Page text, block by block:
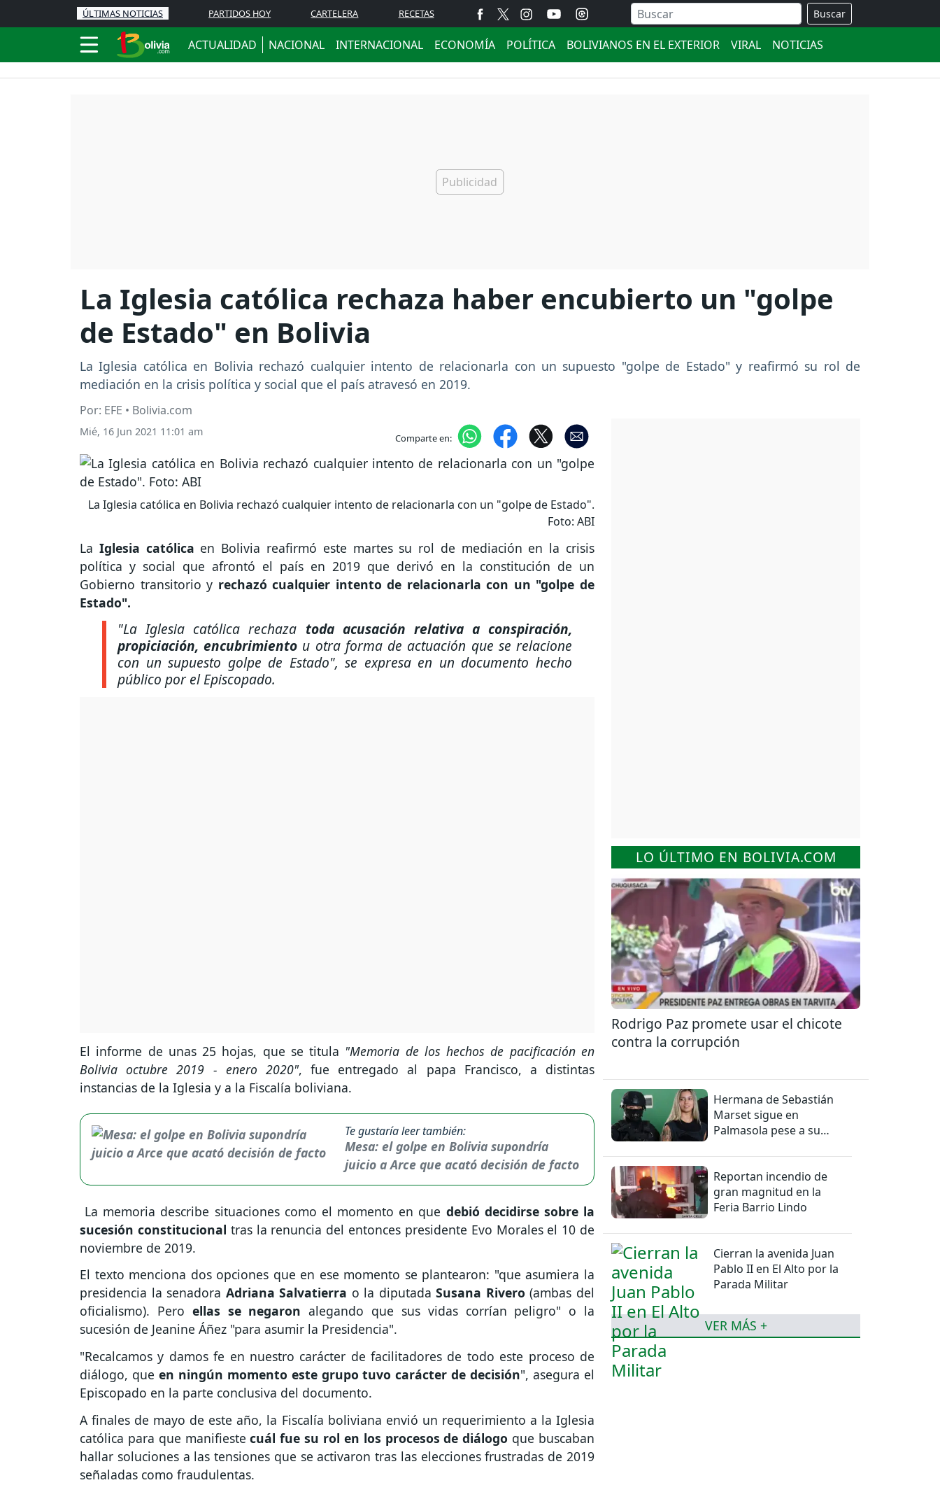
ÚLTIMAS NOTICIAS PARTIDOS HOY CARTELERA RECETAS Buscar
ACTUALIDAD NACIONAL INTERNACIONAL ECONOMÍA POLÍTICA BOLIVIANOS EN EL EXTERIOR VIRAL NOTICIAS
La Iglesia católica rechaza haber encubierto un "golpe
de Estado" en Bolivia
La Iglesia católica en Bolivia rechazó cualquier intento de relacionarla con un supuesto "golpe de Estado" y reafirmó su rol de
mediación en la crisis política y social que el país atravesó en 2019.
Por: EFE • Bolivia.com
Mié, 16 Jun 2021 11:01 am Comparte en:
La Iglesia católica en Bolivia rechazó cualquier intento de relacionarla con un "golpe de Estado".
Foto: ABI
La Iglesia católica en Bolivia reafirmó este martes su rol de mediación en la crisis
política y social que afrontó el país en 2019 que derivó en la constitución de un
Gobierno transitorio y rechazó cualquier intento de relacionarla con un "golpe de
Estado".
"La Iglesia católica rechaza toda acusación relativa a conspiración,
propiciación, encubrimiento u otra forma de actuación que se relacione
con un supuesto golpe de Estado", se expresa en un documento hecho
público por el Episcopado.
El informe de unas 25 hojas, que se titula "Memoria de los hechos de pacificación en
Bolivia octubre 2019 - enero 2020", fue entregado al papa Francisco, a distintas
instancias de la Iglesia y a la Fiscalía boliviana.
Te gustaría leer también:
Mesa: el golpe en Bolivia supondría
juicio a Arce que acató decisión de facto
La memoria describe situaciones como el momento en que debió decidirse sobre la
sucesión constitucional tras la renuncia del entonces presidente Evo Morales el 10 de
noviembre de 2019.
El texto menciona dos opciones que en ese momento se plantearon: "que asumiera la
presidencia la senadora Adriana Salvatierra o la diputadaSusana Rivero (ambas del
oficialismo). Pero ellas se negaronalegando que sus vidas corrían peligro" o la
sucesión de Jeanine Áñez "para asumir la Presidencia".
"Recalcamos y damos fe en nuestro carácter de facilitadores de todo este proceso de
diálogo, que en ningún momento este grupo tuvo carácter de decisión", asegura el
Episcopado en la parte conclusiva del documento.
A finales de mayo de este año, la Fiscalía boliviana envió un requerimiento a la Iglesia
católica para que manifiestecuál fue su rol en los procesos de diálogo que buscaban
hallar soluciones a las tensiones que se activaron tras las elecciones frustradas de 2019
señaladas como fraudulentas.
LO ÚLTIMO EN BOLIVIA.COM
Rodrigo Paz promete usar el chicote
contra la corrupción
Hermana de Sebastián
Marset sigue en
Palmasola pese a su
Reportan incendio de
gran magnitud en la
Feria Barrio Lindo
Cierran la avenida Juan
Pablo II en El Alto por la
Parada Militar
VER MÁS +